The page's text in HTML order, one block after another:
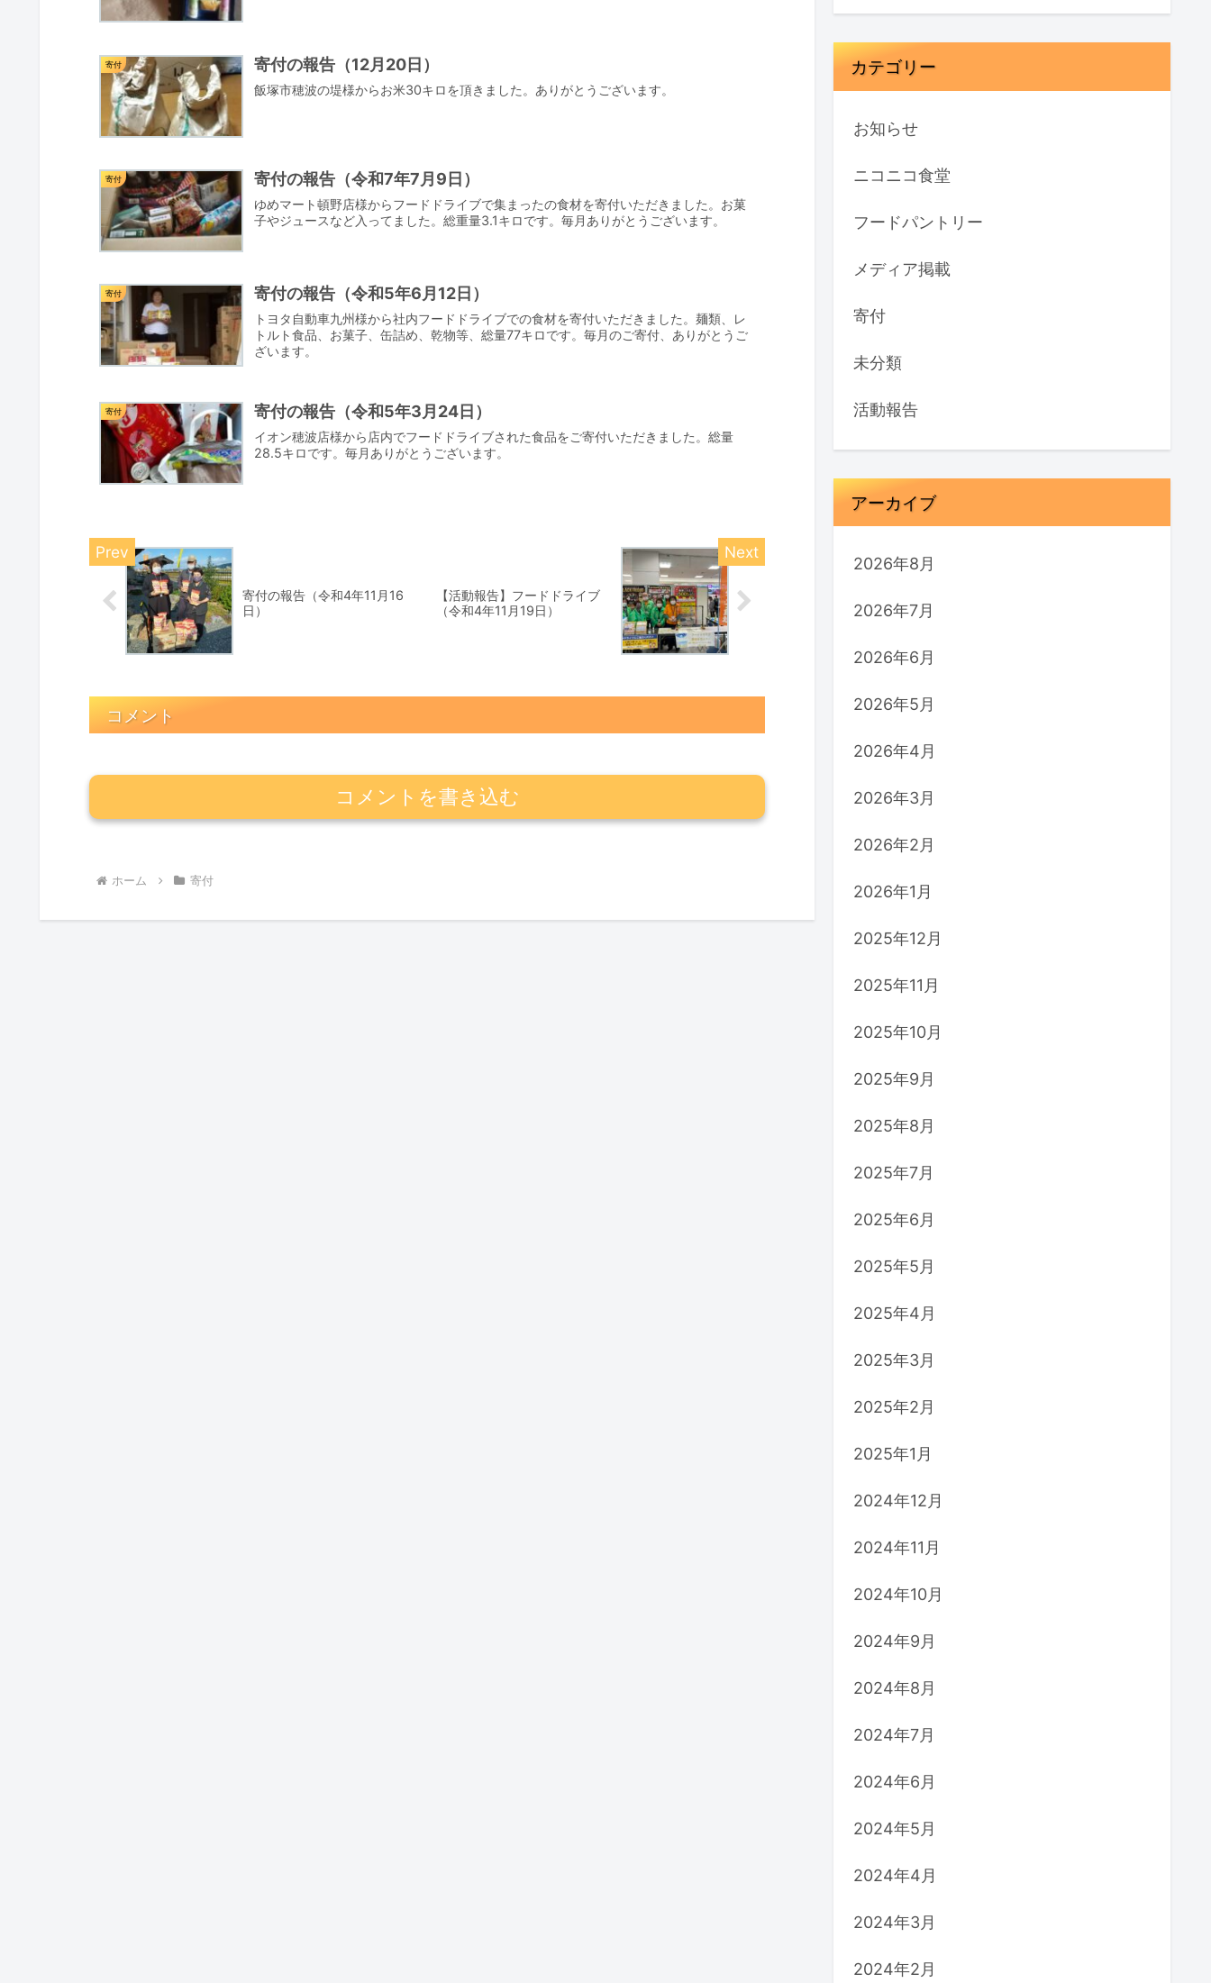
寄付 寄付の報告（12月20日）
飯塚市穂波の堤様からお米30キロを頂きました。ありがとうございます。
寄付 寄付の報告（令和7年7月9日）
ゆめマート頓野店様からフードドライブで集まったの食材を寄付いただきました。お菓
子やジュースなど入ってました。総重量3.1キロです。毎月ありがとうございます。
寄付 寄付の報告（令和5年6月12日）
トヨタ自動車九州様から社内フードドライブでの食材を寄付いただきました。麺類、レ
トルト食品、お菓子、缶詰め、乾物等、総量77キロです。毎月のご寄付、ありがとうご
ざいます。
寄付 寄付の報告（令和5年3月24日）
イオン穂波店様から店内でフードドライブされた食品をご寄付いただきました。総量
28.5キロです。毎月ありがとうございます。
寄付の報告（令和4年11月16
日）
【活動報告】フードドライブ
（令和4年11月19日）
コメント
コメントを書き込む
ホーム 寄付
カテゴリー
お知らせ
ニコニコ食堂
フードパントリー
メディア掲載
寄付
未分類
活動報告
アーカイブ
2026年8月
2026年7月
2026年6月
2026年5月
2026年4月
2026年3月
2026年2月
2026年1月
2025年12月
2025年11月
2025年10月
2025年9月
2025年8月
2025年7月
2025年6月
2025年5月
2025年4月
2025年3月
2025年2月
2025年1月
2024年12月
2024年11月
2024年10月
2024年9月
2024年8月
2024年7月
2024年6月
2024年5月
2024年4月
2024年3月
2024年2月